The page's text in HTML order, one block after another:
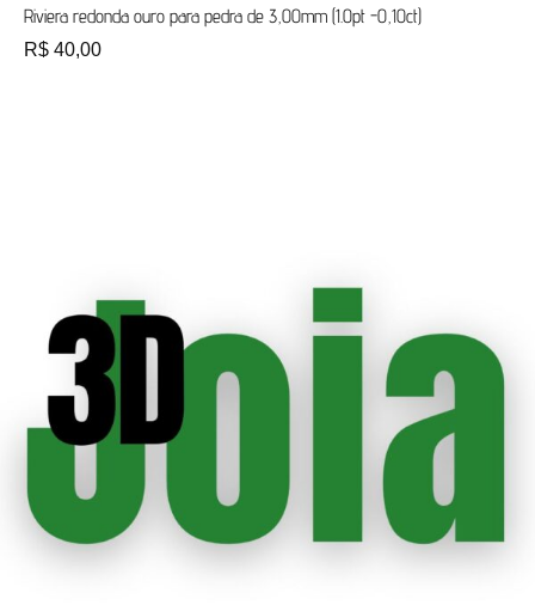
Riviera redonda ouro para pedra de 3,00mm (1.0pt -0,10ct)
R$ 40,00